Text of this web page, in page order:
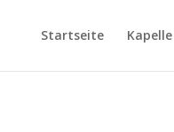
Startseite Kapelle